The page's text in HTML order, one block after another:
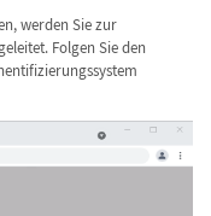
werden Sie zur
Folgen Sie den